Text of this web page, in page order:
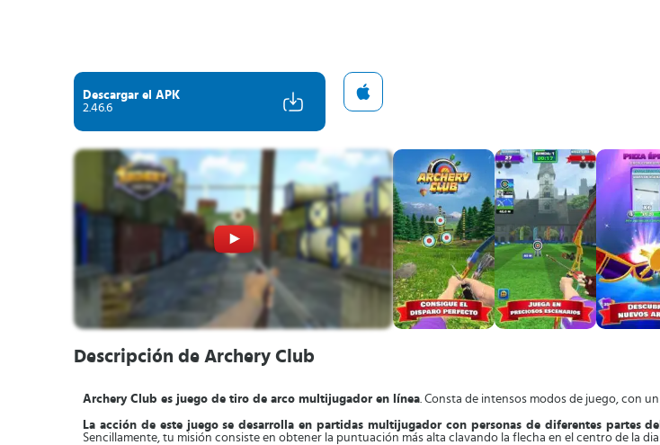
Descargar el APK
2.46.6
Descripción de Archery Club
Archery Club es juego de tiro de arco multijugador en línea. Consta de intensos modos de juego, con
La acción de este juego se desarrolla en partidas multijugador con personas de diferentes partes
Sencillamente, tu misión consiste en obtener la puntuación más alta clavando la flecha en el centro de la